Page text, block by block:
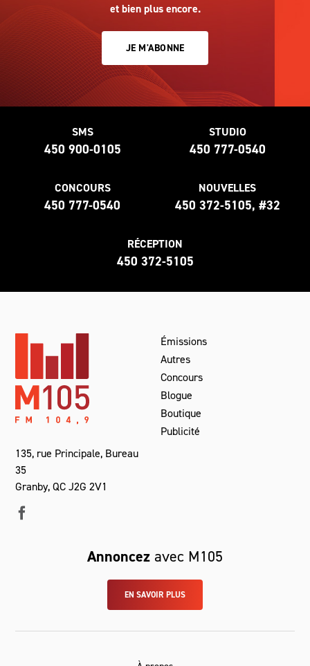
et bien plus encore.
JE M'ABONNE
SMS
450 900-0105
STUDIO
450 777-0540
CONCOURS
450 777-0540
NOUVELLES
450 372-5105, #32
RÉCEPTION
450 372-5105
135, rue Principale, Bureau
35
Granby, QC J2G 2V1
Émissions
Autres
Concours
Blogue
Boutique
Publicité
Annoncez avec M105
EN SAVOIR PLUS